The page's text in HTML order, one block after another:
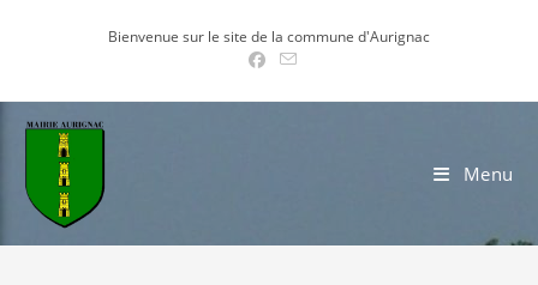
Bienvenue sur le site de la commune d'Aurignac
Menu